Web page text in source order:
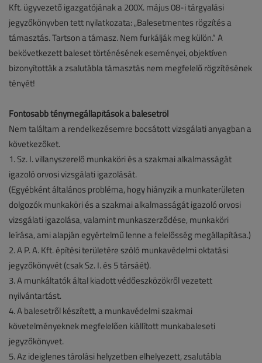
Kft. ügyvezető igazgatójának a 200X. május 08-i tárgyalási
jegyzőkönyvben tett nyilatkozata: „Balesetmentes rögzítés a
támasztás. Tartson a támasz. Nem furkálják meg külön.” A
bekövetkezett baleset történésének eseményei, objektíven
bizonyították a zsalutábla támasztás nem megfelelő rögzítésének
tényét!
Fontosabb ténymegállapítások a balesetről
Nem találtam a rendelkezésemre bocsátott vizsgálati anyagban a
következőket.
1. Sz. I. villanyszerelő munkaköri és a szakmai alkalmasságát
igazoló orvosi vizsgálati igazolását.
(Egyébként általános probléma, hogy hiányzik a munkaterületen
dolgozók munkaköri és a szakmai alkalmasságát igazoló orvosi
vizsgálati igazolása, valamint munkaszerződése, munkaköri
leírása, ami alapján egyértelmű lenne a felelősség megállapítása.)
2. A P. A. Kft. építési területére szóló munkavédelmi oktatási
jegyzőkönyvét (csak Sz. I. és 5 társáét).
3. A munkáltatók által kiadott védőeszközökről vezetett
nyilvántartást.
4. A balesetről készített, a munkavédelmi szakmai
követelményeknek megfelelően kiállított munkabaleseti
jegyzőkönyvet.
5. Az ideiglenes tárolási helyzetben elhelyezett, zsalutábla